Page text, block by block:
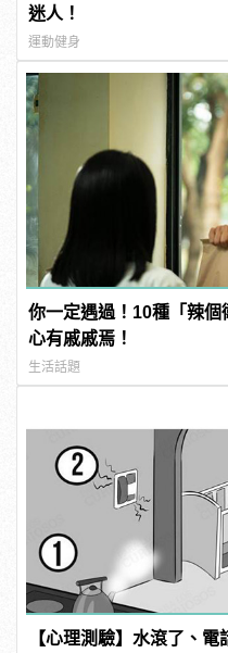
迷人！
運動健身
你一定遇過！10種「辣
心有戚戚焉！
生活話題
【心理測驗】水滾了、